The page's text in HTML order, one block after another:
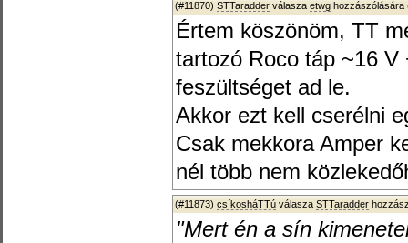
(#11870) STTaradder válasza etwg hozzászólására
Értem köszönöm, TT
tartozó Roco táp ~16 V
feszültséget ad le.
Akkor ezt kell cserélni
Csak mekkora Amper
nél több nem
(#11873) csíkosháTTú válasza STTaradder
"Mert én a sín